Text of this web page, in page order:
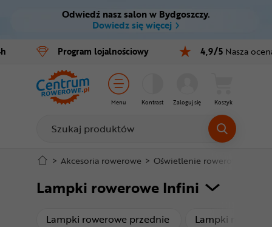
Ctrl M
Menu główne
Filtry
Produkty
Stopka
Mapa strony
Odwiedź nasz salon w Bydgoszczy.
Dowiedz się więcej
Program lojalnościowy 4,9/5 Nasza
Menu Kontrast Zaloguj się Koszyk
Rowery
E-bike
Części
Akcesoria
Odzież
Kaski
Buty
> Akcesoria rowerowe > Oświetlenie rowerowe
Lampki rowerowe Infini
Lampki rowerowe przednie produktyLampki